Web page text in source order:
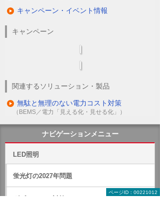
キャンペーン・イベント情報
キャンペーン
関連するソリューション・製品
無駄と無理のない電力コスト対策
（BEMS／電力「見える化・見せる化」）
ページID：00221012
ナビゲーションメニュー
LED照明
蛍光灯の2027年問題